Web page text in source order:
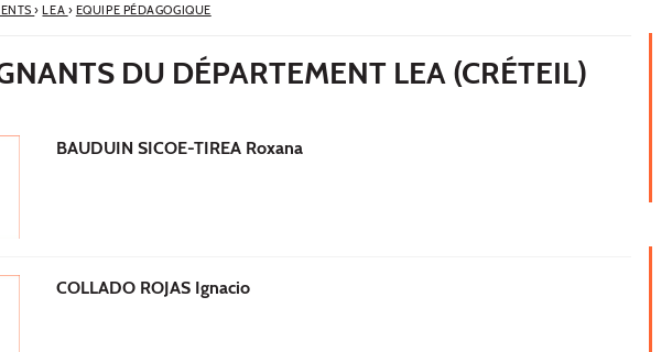
› LEA › EQUIPE PÉDAGOGIQUE
DU DÉPARTEMENT LEA (CRÉTEIL)
BAUDUIN SICOE-TIREA Roxana
COLLADO ROJAS Ignacio